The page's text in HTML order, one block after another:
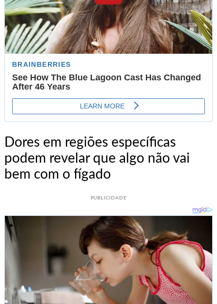
Dores em regiões específicas
podem revelar que algo não vai
bem com o fígado
PUBLICIDADE